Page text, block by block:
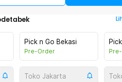
Pick n Go Bekasi
Pre-Order
Toko Jakarta